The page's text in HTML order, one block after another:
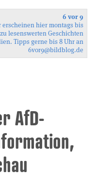
6 vor 9
erscheinen hier montags bis
lesenswerten Geschichten
Tipps gerne bis 8 Uhr an
6vor9@bildblog.de
AfD-